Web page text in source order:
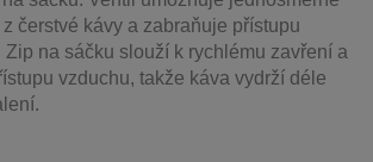
čerstvé kávy a zabraňuje přístupu
na sáčku slouží k rychlému zavření a
vzduchu, takže káva vydrží déle